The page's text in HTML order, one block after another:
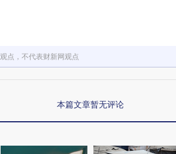
点，不代表财新网观点
本篇文章暂无评论